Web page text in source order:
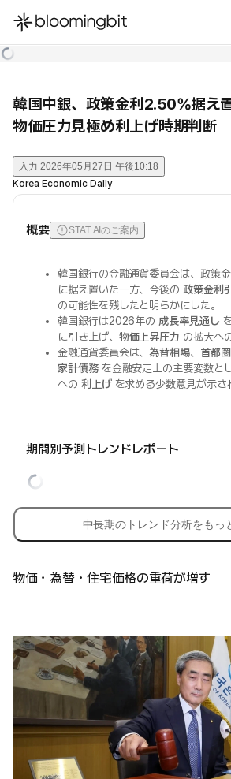
한국어
韓国中銀、政策金利2.50%据え
物価圧力見極め利上げ時期判断
入力 2026年05月27日 午後10:18
Korea Economic Daily
概要 STAT AIのご案内
韓国銀行の金融通貨委員会は、政策
に据え置いた一方、今後の 政策金利
の可能性を残したと明らかにした。
韓国銀行は2026年の 成長率見通し
に引き上げ、 物価上昇圧力 の拡大へ
金融通貨委員会は、為替相場、 首都
家計債務を金融安定上の主要変数と
への 利上げを求める少数意見が示さ
期間別予測トレンドレポート
中長期のトレンド分析をもっ
物価・為替・住宅価格の重荷が増す